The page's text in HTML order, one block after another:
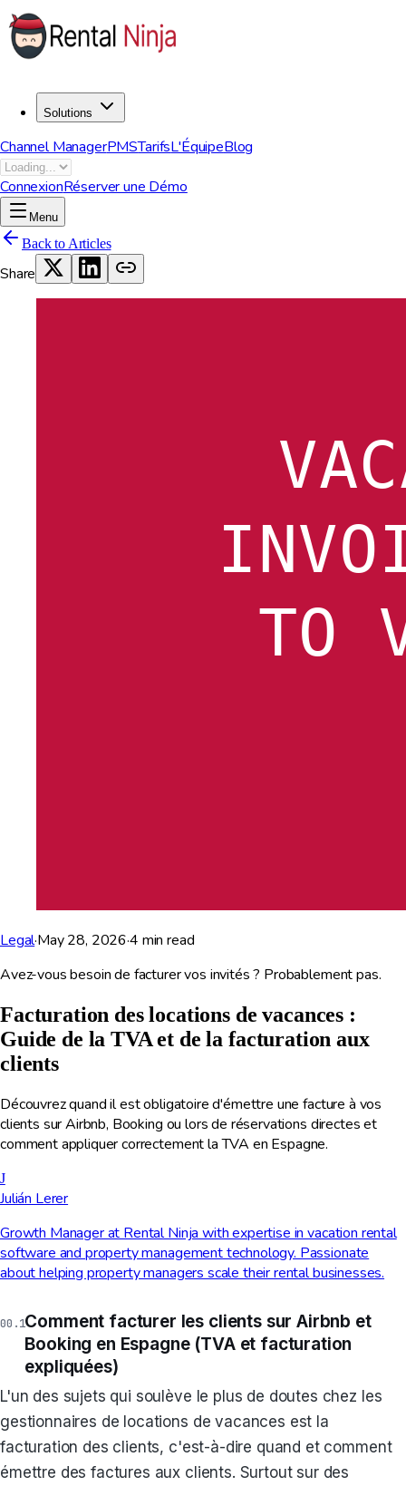
Solutions
Channel ManagerPMSTarifsL'ÉquipeBlog
ConnexionRéserver une Démo
Menu
Back to Articles
Share
Legal·May 28, 2026·4 min read
Avez-vous besoin de facturer vos invités ? Probablement pas.
Facturation des locations de vacances :
Guide de la TVA et de la facturation aux
clients
Découvrez quand il est obligatoire d'émettre une facture à vos
clients sur Airbnb, Booking ou lors de réservations directes et
comment appliquer correctement la TVA en Espagne.
J
Julián Lerer
Growth Manager at Rental Ninja with expertise in vacation rental
software and property management technology. Passionate
about helping property managers scale their rental businesses.
Comment facturer les clients sur Airbnb et
Booking en Espagne (TVA et facturation
expliquées)
L'un des sujets qui soulève le plus de doutes chez les
gestionnaires de locations de vacances est la
facturation des clients, c'est-à-dire quand et comment
émettre des factures aux clients. Surtout sur des